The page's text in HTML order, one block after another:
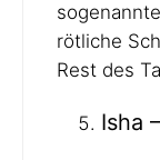
rötliche
Rest des
Isha